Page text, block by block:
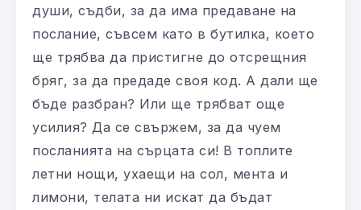
души, съдби, за да има предаване на
послание, съвсем като в бутилка, което
ще трябва да пристигне до отсрещния
бряг, за да предаде своя код. А дали ще
бъде разбран? Или ще трябват още
усилия? Да се свържем, за да чуем
посланията на сърцата си! В топлите
летни нощи, ухаещи на сол, мента и
лимони, телата ни искат да бъдат